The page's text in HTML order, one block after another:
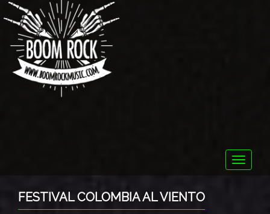
Toggle
FESTIVAL COLOMBIA AL VIENTO